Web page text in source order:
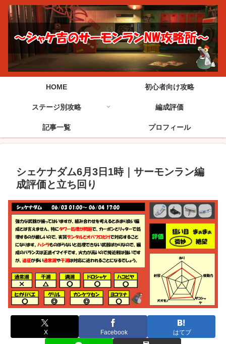
HOME 初心者向け攻略
ステージ別攻略 編成評価
記事一覧 プロフィール
シェケナダム6月3日1時｜サーモンラン編
成評価と立ち回り
X Facebook はてブ